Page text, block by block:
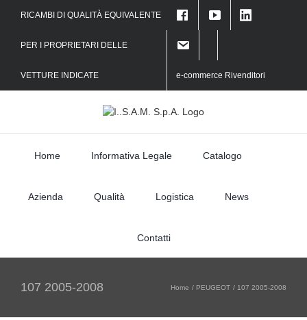
RICAMBI DI QUALITÀ EQUIVALENTE
PER I PROPRIETARI DELLE
VETTURE INDICATE e-commerce Rivenditori
Home Informativa Legale Catalogo
Azienda Qualità Logistica News
Contatti
107 2005-2008 Home PEUGEOT 107 2005-2008